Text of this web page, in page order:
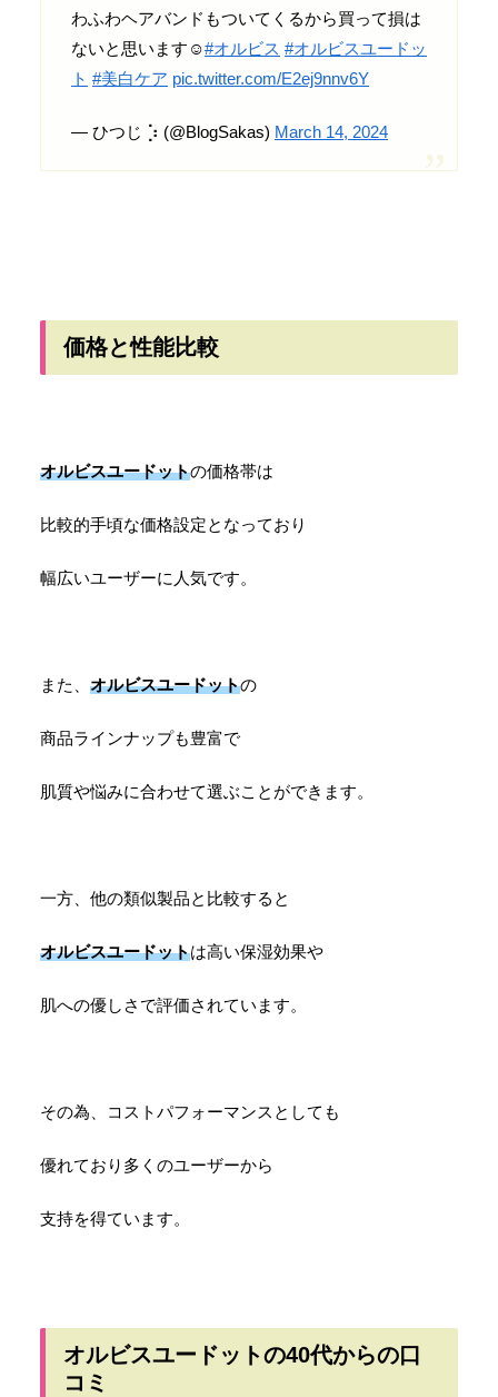
わふわヘアバンドもついてくるから買って損は
ないと思います☺️#オルビス #オルビスユードッ
ト #美白ケア pic.twitter.com/E2ej9nnv6Y
— ひつじ ⡱ (@BlogSakas) March 14, 2024
価格と性能比較
オルビスユードットの価格帯は
比較的手頃な価格設定となっており
幅広いユーザーに人気です。
また、 オルビスユードットの
商品ラインナップも豊富で
肌質や悩みに合わせて選ぶことができます。
一方、他の類似製品と比較すると
オルビスユードットは高い保湿効果や
肌への優しさで評価されています。
その為、コストパフォーマンスとしても
優れており多くのユーザーから
支持を得ています。
オルビスユードットの40代からの口
コミ